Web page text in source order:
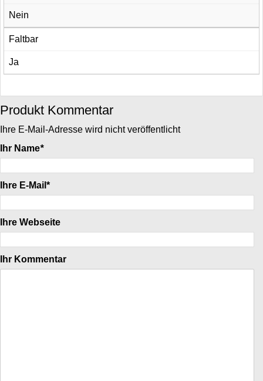
Nein
Faltbar
Ja
Produkt Kommentar
Ihre E-Mail-Adresse wird nicht veröffentlicht
Ihr Name*
Ihre E-Mail*
Ihre Webseite
Ihr Kommentar